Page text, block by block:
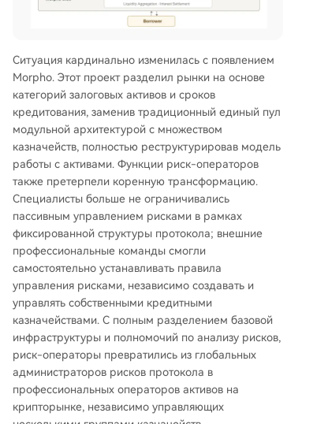
Ситуация кардинально изменилась с появлением
Morpho. Этот проект разделил рынки на основе
категорий залоговых активов и сроков
кредитования, заменив традиционный единый пул
модульной архитектурой с множеством
казначейств, полностью реструктурировав модель
работы с активами. Функции риск-операторов
также претерпели коренную трансформацию.
Специалисты больше не ограничивались
пассивным управлением рисками в рамках
фиксированной структуры протокола; внешние
профессиональные команды смогли
самостоятельно устанавливать правила
управления рисками, независимо создавать и
управлять собственными кредитными
казначействами. С полным разделением базовой
инфраструктуры и полномочий по анализу рисков,
риск-операторы превратились из глобальных
администраторов рисков протокола в
профессиональных операторов активов на
крипторынке, независимо управляющих